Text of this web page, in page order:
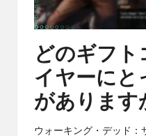
どのギフト
イヤーにと
があります
ウォーキング・デッド：